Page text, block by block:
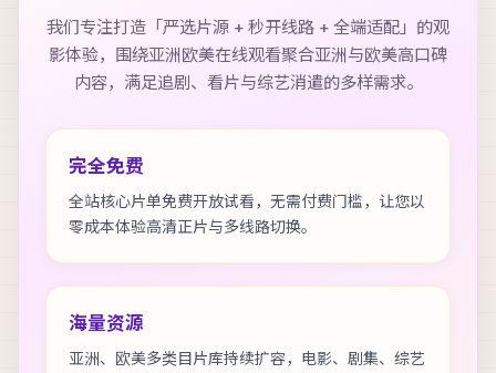
我们专注打造「严选片源 + 秒开线路 + 全端适配」的观
影体验，围绕亚洲欧美在线观看聚合亚洲与欧美高口碑
内容，满足追剧、看片与综艺消遣的多样需求。
完全免费
全站核心片单免费开放试看，无需付费门槛，让您以
零成本体验高清正片与多线路切换。
海量资源
亚洲、欧美多类目片库持续扩容，电影、剧集、综艺